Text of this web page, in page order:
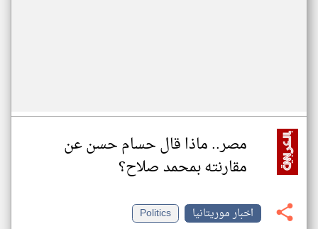
مصر.. ماذا قال حسام حسن عن
مقارنته بمحمد صلاح؟
اخبار موريتانيا
Politics